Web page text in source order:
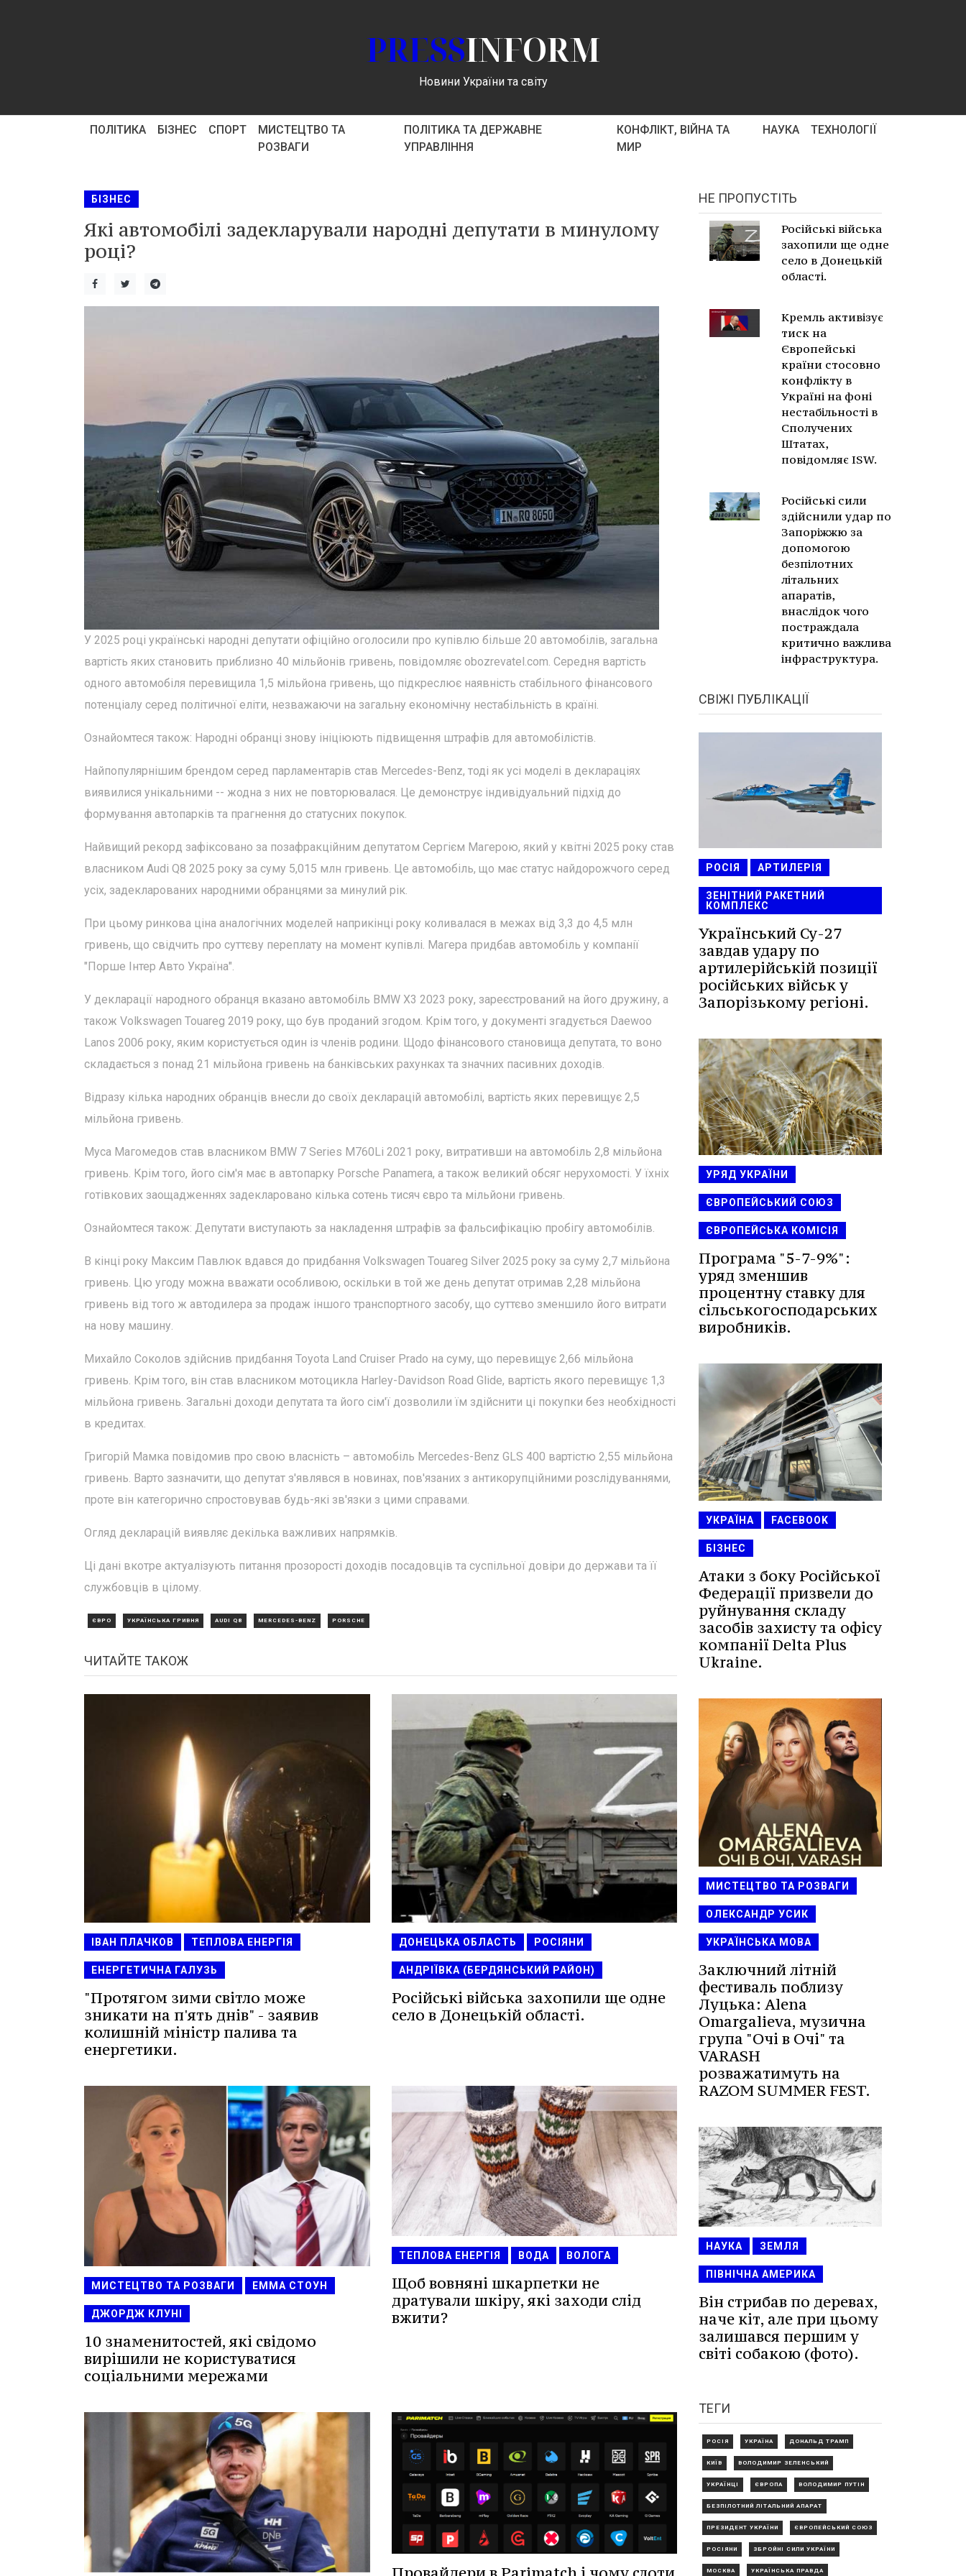
PRESSINFORM
Новини України та світу
ПОЛІТИКА БІЗНЕС СПОРТ
МИСТЕЦТВО ТА
РОЗВАГИ
ПОЛІТИКА ТА ДЕРЖАВНЕ
УПРАВЛІННЯ
КОНФЛІКТ, ВІЙНА ТА
МИР
НАУКА ТЕХНОЛОГІЇ
БІЗНЕС
Які автомобілі задекларували народні депутати в минулому
році?
У 2025 році українські народні депутати офіційно оголосили про купівлю більше 20 автомобілів, загальна
вартість яких становить приблизно 40 мільйонів гривень, повідомляє obozrevatel.com. Середня вартість
одного автомобіля перевищила 1,5 мільйона гривень, що підкреслює наявність стабільного фінансового
потенціалу серед політичної еліти, незважаючи на загальну економічну нестабільність в країні.
Ознайомтеся також: Народні обранці знову ініціюють підвищення штрафів для автомобілістів.
Найпопулярнішим брендом серед парламентарів став Mercedes-Benz, тоді як усі моделі в деклараціях
виявилися унікальними -- жодна з них не повторювалася. Це демонструє індивідуальний підхід до
формування автопарків та прагнення до статусних покупок.
Найвищий рекорд зафіксовано за позафракційним депутатом Сергієм Магерою, який у квітні 2025 року став
власником Audi Q8 2025 року за суму 5,015 млн гривень. Це автомобіль, що має статус найдорожчого серед
усіх, задекларованих народними обранцями за минулий рік.
При цьому ринкова ціна аналогічних моделей наприкінці року коливалася в межах від 3,3 до 4,5 млн
гривень, що свідчить про суттєву переплату на момент купівлі. Магера придбав автомобіль у компанії
"Порше Інтер Авто Україна".
У декларації народного обранця вказано автомобіль BMW X3 2023 року, зареєстрований на його дружину, а
також Volkswagen Touareg 2019 року, що був проданий згодом. Крім того, у документі згадується Daewoo
Lanos 2006 року, яким користується один із членів родини. Щодо фінансового становища депутата, то воно
складається з понад 21 мільйона гривень на банківських рахунках та значних пасивних доходів.
Відразу кілька народних обранців внесли до своїх декларацій автомобілі, вартість яких перевищує 2,5
мільйона гривень.
Муса Магомедов став власником BMW 7 Series M760Li 2021 року, витративши на автомобіль 2,8 мільйона
гривень. Крім того, його сім'я має в автопарку Porsche Panamera, а також великий обсяг нерухомості. У їхніх
готівкових заощадженнях задекларовано кілька сотень тисяч євро та мільйони гривень.
Ознайомтеся також: Депутати виступають за накладення штрафів за фальсифікацію пробігу автомобілів.
В кінці року Максим Павлюк вдався до придбання Volkswagen Touareg Silver 2025 року за суму 2,7 мільйона
гривень. Цю угоду можна вважати особливою, оскільки в той же день депутат отримав 2,28 мільйона
гривень від того ж автодилера за продаж іншого транспортного засобу, що суттєво зменшило його витрати
на нову машину.
Михайло Соколов здійснив придбання Toyota Land Cruiser Prado на суму, що перевищує 2,66 мільйона
гривень. Крім того, він став власником мотоцикла Harley-Davidson Road Glide, вартість якого перевищує 1,3
мільйона гривень. Загальні доходи депутата та його сім'ї дозволили їм здійснити ці покупки без необхідності
в кредитах.
Григорій Мамка повідомив про свою власність – автомобіль Mercedes-Benz GLS 400 вартістю 2,55 мільйона
гривень. Варто зазначити, що депутат з'являвся в новинах, пов'язаних з антикорупційними розслідуваннями,
проте він категорично спростовував будь-які зв'язки з цими справами.
Огляд декларацій виявляє декілька важливих напрямків.
Ці дані вкотре актуалізують питання прозорості доходів посадовців та суспільної довіри до держави та її
службовців в цілому.
ЄВРО УКРАЇНСЬКА ГРИВНЯ AUDI Q8 MERCEDES-BENZ PORSCHE
ЧИТАЙТЕ ТАКОЖ
ІВАН ПЛАЧКОВ ТЕПЛОВА ЕНЕРГІЯ
ЕНЕРГЕТИЧНА ГАЛУЗЬ
"Протягом зими світло може
зникати на п'ять днів" - заявив
колишній міністр палива та
енергетики.
ДОНЕЦЬКА ОБЛАСТЬ РОСІЯНИ
АНДРІЇВКА (БЕРДЯНСЬКИЙ РАЙОН)
Російські війська захопили ще одне
село в Донецькій області.
МИСТЕЦТВО ТА РОЗВАГИ ЕММА СТОУН
ДЖОРДЖ КЛУНІ
10 знаменитостей, які свідомо
вирішили не користуватися
соціальними мережами
ТЕПЛОВА ЕНЕРГІЯ ВОДА ВОЛОГА
Щоб вовняні шкарпетки не
дратували шкіру, які заходи слід
вжити?
НЕ ПРОПУСТІТЬ
Російські війська
захопили ще одне
село в Донецькій
області.
Кремль активізує
тиск на
Європейські
країни стосовно
конфлікту в
Україні на фоні
нестабільності в
Сполучених
Штатах,
повідомляє ISW.
Російські сили
здійснили удар по
Запоріжжю за
допомогою
безпілотних
літальних
апаратів,
внаслідок чого
постраждала
критично важлива
інфраструктура.
СВІЖІ ПУБЛІКАЦІЇ
РОСІЯ АРТИЛЕРІЯ
ЗЕНІТНИЙ РАКЕТНИЙ
КОМПЛЕКС
Український Су-27
завдав удару по
артилерійській позиції
російських військ у
Запорізькому регіоні.
УРЯД УКРАЇНИ
ЄВРОПЕЙСЬКИЙ СОЮЗ
ЄВРОПЕЙСЬКА КОМІСІЯ
Програма "5-7-9%":
уряд зменшив
процентну ставку для
сільськогосподарських
виробників.
УКРАЇНА FACEBOOK
БІЗНЕС
Атаки з боку Російської
Федерації призвели до
руйнування складу
засобів захисту та офісу
компанії Delta Plus
Ukraine.
МИСТЕЦТВО ТА РОЗВАГИ
ОЛЕКСАНДР УСИК
УКРАЇНСЬКА МОВА
Заключний літній
фестиваль поблизу
Луцька: Alena
Omargalieva, музична
група "Очі в Очі" та
VARASH
розважатимуть на
RAZOM SUMMER FEST.
НАУКА ЗЕМЛЯ
ПІВНІЧНА АМЕРИКА
Він стрибав по деревах,
наче кіт, але при цьому
залишався першим у
світі собакою (фото).
ТЕГИ
РОСІЯ УКРАЇНА ДОНАЛЬД ТРАМП
КИЇВ ВОЛОДИМИР ЗЕЛЕНСЬКИЙ
УКРАЇНЦІ ЄВРОПА ВОЛОДИМИР ПУТІН
БЕЗПІЛОТНИЙ ЛІТАЛЬНИЙ АПАРАТ
ПРЕЗИДЕНТ УКРАЇНИ ЄВРОПЕЙСЬКИЙ СОЮЗ
РОСІЯНИ ЗБРОЙНІ СИЛИ УКРАЇНИ
МОСКВА УКРАЇНСЬКА ПРАВДА